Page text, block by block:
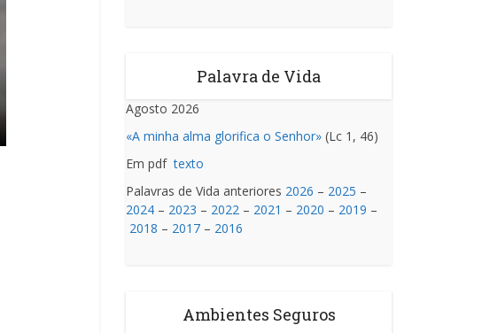
Palavra de Vida
Agosto 2026
«A minha alma glorifica o Senhor» (Lc 1, 46)
Em pdftexto
Palavras de Vida anteriores 2026 – 2025 –
2024 – 2023 – 2022 – 2021 – 2020 – 2019 –
2018 – 2017 – 2016
Ambientes Seguros